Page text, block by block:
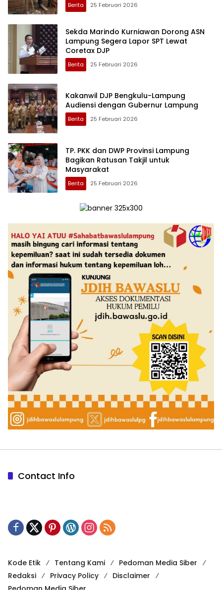
Berita 25 Februari 2026
Sekda Marindo Kurniawan Dorong ASN
Lampung Segera Lapor SPT Lewat
Coretax DJP
Berita 25 Februari 2026
Kakanwil DJP Bengkulu-Lampung
Audiensi dengan Gubernur Lampung
Berita 25 Februari 2026
TP. PKK dan DWP Provinsi Lampung
Bagikan Ratusan Takjil untuk
Masyarakat
Berita 25 Februari 2026
Contact Info
Kode Etik Tentang Kami
Pedoman Media Siber
Redaksi
Privacy Policy
Disclaimer